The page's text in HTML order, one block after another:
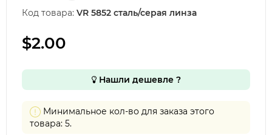
Код товара: VR 5852 сталь/серая линза
$2.00
Нашли дешевле ?
Минимальное кол-во для заказа этого
товара: 5.